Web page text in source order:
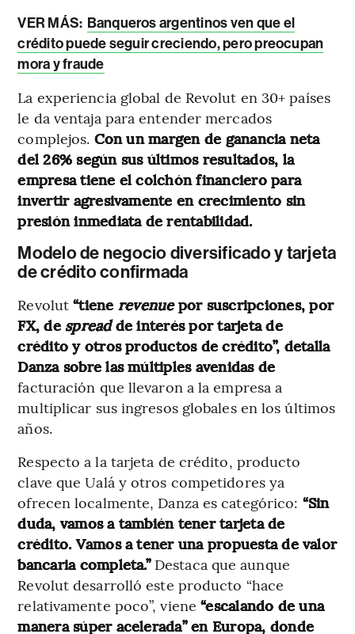
VER MÁS: Banqueros argentinos ven que el
crédito puede seguir creciendo, pero preocupan
mora y fraude
La experiencia global de Revolut en 30+ países
le da ventaja para entender mercados
complejos. Con un margen de ganancia neta
del 26% según sus últimos resultados, la
empresa tiene el colchón financiero para
invertir agresivamente en crecimiento sin
presión inmediata de rentabilidad.
Modelo de negocio diversificado y tarjeta
de crédito confirmada
Revolut“tiene revenuepor suscripciones, por
FX, de spreadde interés por tarjeta de
crédito y otros productos de crédito”, detalla
Danza sobre las múltiples avenidas de
facturación que llevaron a la empresa a
multiplicar sus ingresos globales en los últimos
años.
Respecto a la tarjeta de crédito, producto
clave que Ualá y otros competidores ya
ofrecen localmente, Danza es categórico: “Sin
duda, vamos a también tener tarjeta de
crédito. Vamos a tener una propuesta de valor
bancaria completa.”Destaca que aunque
Revolut desarrolló este producto “hace
relativamente poco”, viene“escalando de una
manera súper acelerada” en Europa, donde